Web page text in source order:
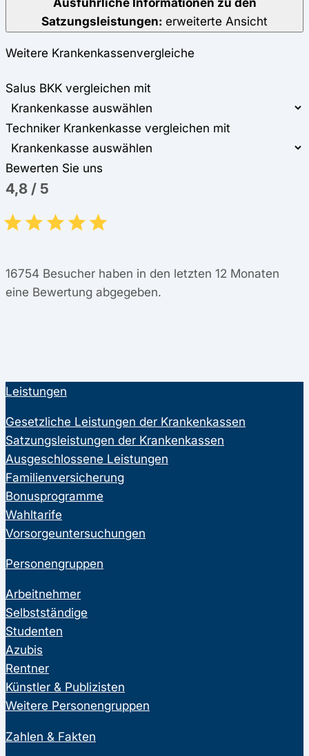
Satzungsleistungen: erweiterte Ansicht
Weitere Krankenkassenvergleiche
Salus BKK vergleichen mit
Techniker Krankenkasse vergleichen mit
Bewerten Sie uns
4,8 / 5
16754 Besucher haben in den letzten 12 Monaten
eine Bewertung abgegeben.
Leistungen
Gesetzliche Leistungen der Krankenkassen
Satzungsleistungen der Krankenkassen
Ausgeschlossene Leistungen
Familienversicherung
Bonusprogramme
Wahltarife
Vorsorgeuntersuchungen
Personengruppen
Arbeitnehmer
Selbstständige
Studenten
Azubis
Rentner
Künstler & Publizisten
Weitere Personengruppen
Zahlen & Fakten